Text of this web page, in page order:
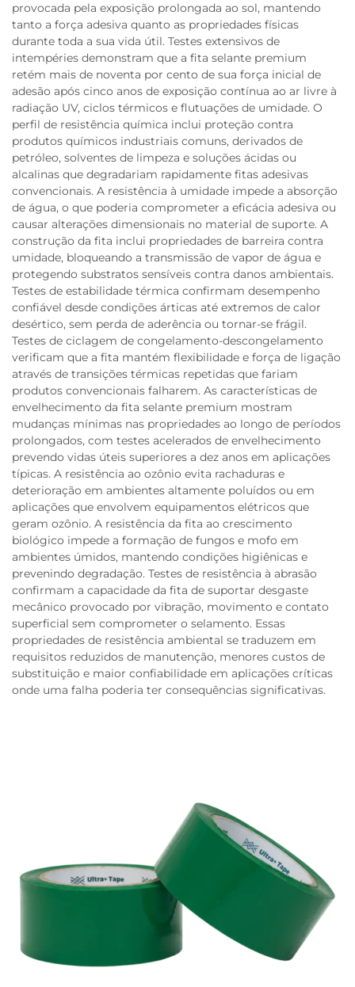
provocada pela exposição prolongada ao sol, mantendo
tanto a força adesiva quanto as propriedades físicas
durante toda a sua vida útil. Testes extensivos de
intempéries demonstram que a fita selante premium
retém mais de noventa por cento de sua força inicial de
adesão após cinco anos de exposição contínua ao ar livre à
radiação UV, ciclos térmicos e flutuações de umidade. O
perfil de resistência química inclui proteção contra
produtos químicos industriais comuns, derivados de
petróleo, solventes de limpeza e soluções ácidas ou
alcalinas que degradariam rapidamente fitas adesivas
convencionais. A resistência à umidade impede a absorção
de água, o que poderia comprometer a eficácia adesiva ou
causar alterações dimensionais no material de suporte. A
construção da fita inclui propriedades de barreira contra
umidade, bloqueando a transmissão de vapor de água e
protegendo substratos sensíveis contra danos ambientais.
Testes de estabilidade térmica confirmam desempenho
confiável desde condições árticas até extremos de calor
desértico, sem perda de aderência ou tornar-se frágil.
Testes de ciclagem de congelamento-descongelamento
verificam que a fita mantém flexibilidade e força de ligação
através de transições térmicas repetidas que fariam
produtos convencionais falharem. As características de
envelhecimento da fita selante premium mostram
mudanças mínimas nas propriedades ao longo de períodos
prolongados, com testes acelerados de envelhecimento
prevendo vidas úteis superiores a dez anos em aplicações
típicas. A resistência ao ozônio evita rachaduras e
deterioração em ambientes altamente poluídos ou em
aplicações que envolvem equipamentos elétricos que
geram ozônio. A resistência da fita ao crescimento
biológico impede a formação de fungos e mofo em
ambientes úmidos, mantendo condições higiênicas e
prevenindo degradação. Testes de resistência à abrasão
confirmam a capacidade da fita de suportar desgaste
mecânico provocado por vibração, movimento e contato
superficial sem comprometer o selamento. Essas
propriedades de resistência ambiental se traduzem em
requisitos reduzidos de manutenção, menores custos de
substituição e maior confiabilidade em aplicações críticas
onde uma falha poderia ter consequências significativas.